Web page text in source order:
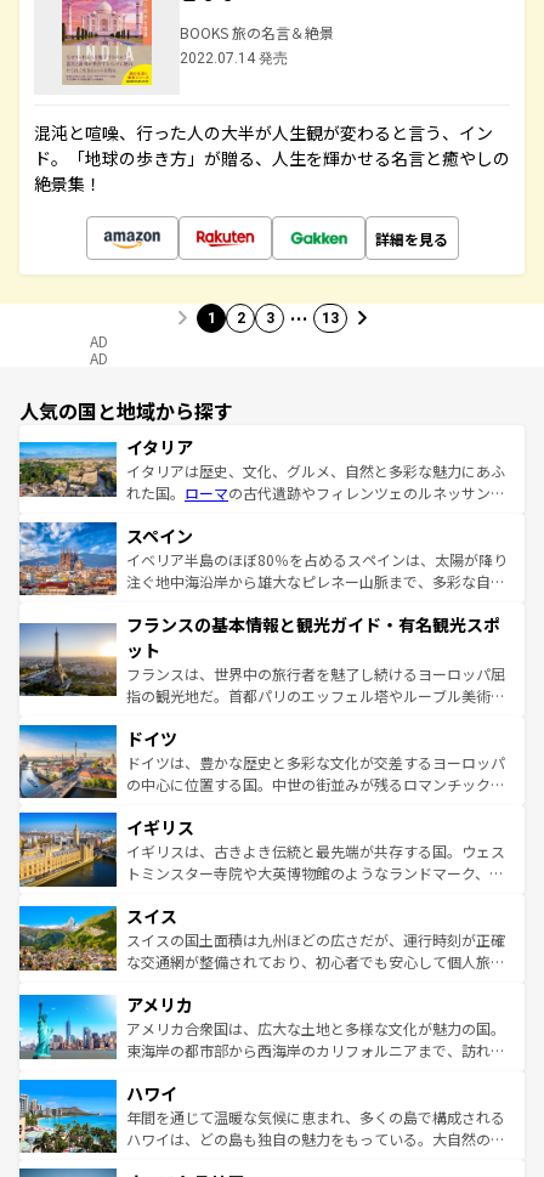
BOOKS 旅の名言＆絶景
2022.07.14 発売
混沌と喧噪、行った人の大半が人生観が変わると言う、イン
ド。「地球の歩き方」が贈る、人生を輝かせる名言と癒やしの
絶景集！
詳細を見る
1 2 3 … 13
AD
AD
人気の国と地域から探す
イタリア
イタリアは歴史、文化、グルメ、自然と多彩な魅力にあふ
れた国。 ローマの古代遺跡やフィレンツェのルネッサンス
ろん、トスカーナの美しい田園風景やアマルフィ海岸の絶
景など、自然景観も見逃せない。観光の合間には、本場の
ピザやパスタなど、絶品のイタリア料理を堪能することも
ませてくれるイタリアで、忘れられない旅をしてみよう！
なお、新着のイタリア情報は
しい。
スペイン
イベリア半島のほぼ80％を占めるスペインは、太陽が降り
注ぐ地中海沿岸から雄大なピレネー山脈まで、多彩な自然
文化が根付くこの国では、情熱的なフラメンコ、熱気あふ
れる闘牛、そして美味しいタパスが生活の一部となってい
る。首都マドリードの洗練された雰囲気や、バルセロナの
アートに溢れた街角から、地方では古代ローマ遺跡や中世
せる。地方によって風土や気候が異なるスペインはその個
性で訪れる人を魅了する。 なお、新着のスペイン情報は コ
ンテンツ一覧を参照してほしい。
フランスの基本情報と観光ガイド・有名観光スポ
ット
フランスは、世界中の旅行者を魅了し続けるヨーロッパ屈
指の観光地だ。首都パリのエッフェル塔やルーブル美術館
で、幅広い魅力が詰まっている。華麗な宮殿、歴史的な大
聖堂、美しいビーチ、そして豊かな自然が、訪れる者を心
から魅了する。また、フランスは美食の国としても知ら
いる。シャンパンの発祥地であるランス、プロヴァンスの
香り高いラベンダー畑など、多彩な楽しみ方が可能だ。さ
らに、パリ以外の地域にも魅力が溢れており、どの街角に
れる地方に足を運ぶとそれぞれで全く異なる文化を体験で
きるだろう。 なお、新着のフランス情報はコンテンツ一覧
を参照してほしい。
ドイツ
ドイツは、豊かな歴史と多彩な文化が交差するヨーロッパ
の中心に位置する国。中世の街並みが残るロマンチック街
顔を持つこの国は、どこを歩いても飽きることがない。ベ
ルリンの文化的活気、バイエルン州のアルプスの絶景、そ
してライン川沿いのワイン畑といった風景は必見。ビール
は、お酒好きな人にはぜひ体験してほしい。 なお、新着の
ドイツ情報はコンテンツ一覧を参照してほしい。
イギリス
イギリスは、古きよき伝統と最先端が共存する国。ウェス
トミンスター寺院や大英博物館のようなランドマーク、歴
リアごとに異なる魅力がある。また、優雅なアフタヌーン
ティー、ビール好きにはたまらない英国パブ、サッカー観
戦など、本場だからこそできる体験も豊富。イギリスを旅
ンツ一覧を参照してほしい。
スイス
スイスの国土面積は九州ほどの広さだが、運行時刻が正確
な交通網が整備されており、初心者でも安心して個人旅行
の建物がそのまま残る町や、スイスならではのユニークな
博物館もあり、アルプス観光だけでなく町歩きも満喫する
ことができる。国民の所得が高いため物価も高いが、旅行
ば市内交通費無料で観光を楽しむこともできる。 なお、新
着のスイス情報はコンテンツ一覧 を参照してほしい。
アメリカ
アメリカ合衆国は、広大な土地と多様な文化が魅力の国。
東海岸の都市部から西海岸のカリフォルニアまで、訪れる
のような巨大都市は、観光、ショッピング、エンターテイ
ンメントが詰まった刺激的なスポットだ。一方、アメリカ
西部には大自然が広がり、グランドキャニオンやイエロー
ハワイ
年間を通じて温暖な気候に恵まれ、多くの島で構成される
ハワイは、どの島も独自の魅力をもっている。大自然の神